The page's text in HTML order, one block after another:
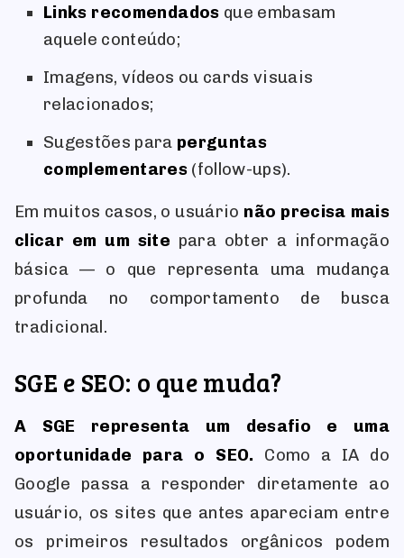
Links recomendados que embasam
aquele conteúdo;
Imagens, vídeos ou cards visuais
relacionados;
Sugestões para perguntas
complementares (follow-ups).
Em muitos casos, o usuário não precisa mais
clicar em um site para obter a informação
básica — o que representa uma mudança
profunda no comportamento de busca
tradicional.
SGE e SEO: o que muda?
A SGE representa um desafio e uma
oportunidade para o SEO. Como a IA do
Google passa a responder diretamente ao
usuário, os sites que antes apareciam entre
os primeiros resultados orgânicos podem